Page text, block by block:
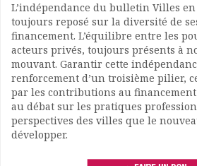
L’indépendance du bulletin Villes en
toujours reposé sur la diversité de
financement. L’équilibre entre les
acteurs privés, toujours présents à
mouvant. Garantir cette
renforcement d’un troisième pilier,
par les contributions au
au débat sur les pratiques
perspectives des villes que le
développer.